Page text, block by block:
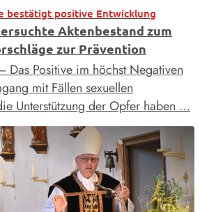
bestätigt positive Entwicklung
Aktenbestand zum
zur Prävention
Das Positive im höchst Negativen
mit Fällen sexuellen
Unterstützung der Opfer haben …